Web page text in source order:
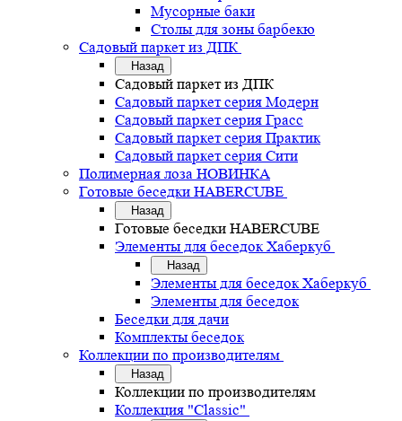
Мусорные баки
Столы для зоны барбекю
Садовый паркет из ДПК
Назад
Садовый паркет из ДПК
Садовый паркет серия Mодерн
Садовый паркет серия Грасс
Садовый паркет серия Практик
Садовый паркет серия Сити
Полимерная лоза НОВИНКА
Готовые беседки HABERCUBE
Назад
Готовые беседки HABERCUBE
Элементы для беседок Хаберкуб
Назад
Элементы для беседок Хаберкуб
Элементы для беседок
Беседки для дачи
Комплекты беседок
Коллекции по производителям
Назад
Коллекции по производителям
Коллекция "Classic"